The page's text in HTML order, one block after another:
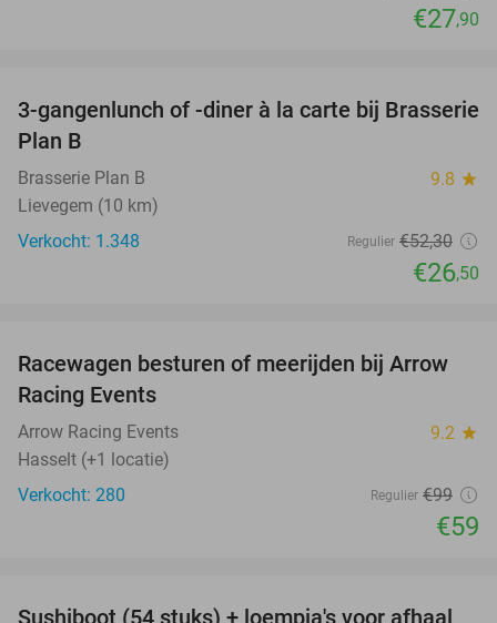
€27,90
49%
3-gangenlunch of -diner à la carte bij Brasserie
Plan B
Brasserie Plan B 9.8 star
Lievegem (10 km)
Verkocht: 1.348
Regulier €52,30
€26,50
40%
Racewagen besturen of meerijden bij Arrow
Racing Events
Arrow Racing Events 9.2 star
Hasselt (+1 locatie)
Verkocht: 280
Regulier €99
€59
Sushiboot (54 stuks) + loempia's voor afhaal